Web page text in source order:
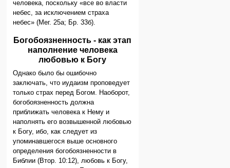
человека, поскольку «все во власти
небес, за исключением страха
небес» (Мег. 25а; Бр. 33б).
Богобоязненность - как этап
наполнение человека
любовью к Богу
Однако было бы ошибочно
заключать, что иудаизм проповедует
только страх перед Богом. Наоборот,
богобоязненность должна
приближать человека к Нему и
наполнять его возвышенной любовью
к Богу, ибо, как следует из
упоминавшегося выше основного
определения богобоязненности в
Библии (Втор. 10:12), любовь к Богу,